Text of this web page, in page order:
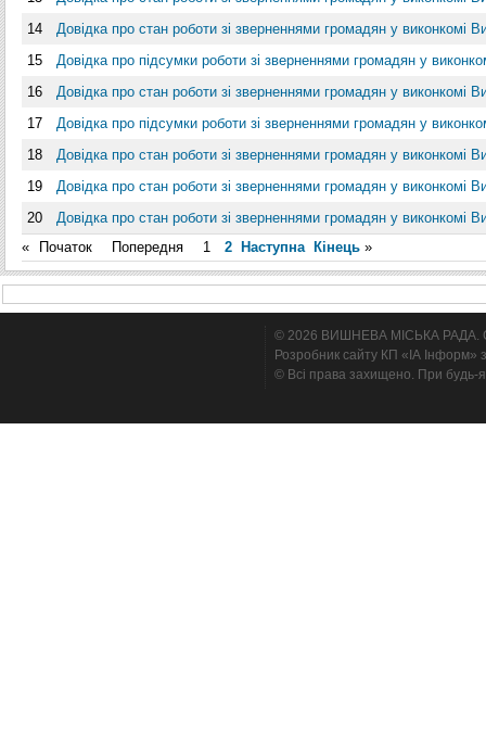
14
Довідка про стан роботи зі зверненнями громадян у виконкомі
15
Довідка про підсумки роботи зі зверненнями громадян у
16
Довідка про стан роботи зі зверненнями громадян у виконкомі
17
Довідка про підсумки роботи зі зверненнями громадян у
18
Довідка про стан роботи зі зверненнями громадян у виконкомі
19
Довідка про стан роботи зі зверненнями громадян у виконкомі
20
Довідка про стан роботи зі зверненнями громадян у виконкомі
«
Початок Попередня 1 2 Наступна Кінець »
© 2026 ВИШНЕВА МІСЬКА РАДА.
Розробник сайту КП «ІА Інформ»
© Всі права захищено. При будь-